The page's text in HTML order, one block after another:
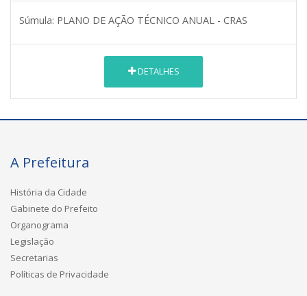
Súmula: PLANO DE AÇÃO TÉCNICO ANUAL - CRAS
DETALHES
A Prefeitura
História da Cidade
Gabinete do Prefeito
Organograma
Legislação
Secretarias
Políticas de Privacidade